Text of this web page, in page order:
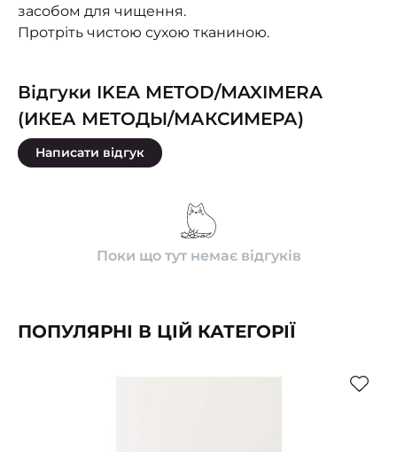
засобом для чищення.
Протріть чистою сухою тканиною.
Відгуки IKEA METOD/MAXIMERA
(ИКЕА МЕТОДЫ/МАКСИМЕРА)
Написати відгук
Поки що тут немає відгуків
ПОПУЛЯРНІ В ЦІЙ КАТЕГОРІЇ